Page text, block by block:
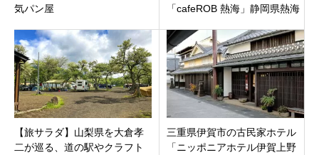
気パン屋
「cafeROB 熱海」静岡県熱海
徒歩0分3月30日オープン。
【旅サラダ】山梨県を大倉孝
二が巡る、道の駅やクラフト
三重県伊賀市の古民家ホテル
「ニッポニアホテル伊賀上野